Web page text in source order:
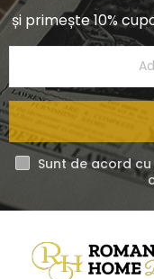
și primește 10%
Sunt de acord